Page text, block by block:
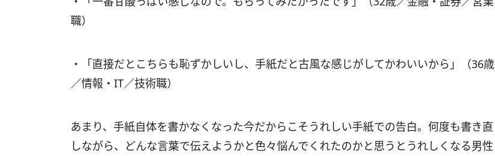
職）
・「直接だとこちらも恥ずかしいし、手紙だと古風な感じがしてかわいいから」（36歳
／情報・IT／技術職）
あまり、手紙自体を書かなくなった今だからこそうれしい手紙での告白。何度も書き直
しながら、どんな言葉で伝えようかと色々悩んでくれたのかと思うとうれしくなる男性